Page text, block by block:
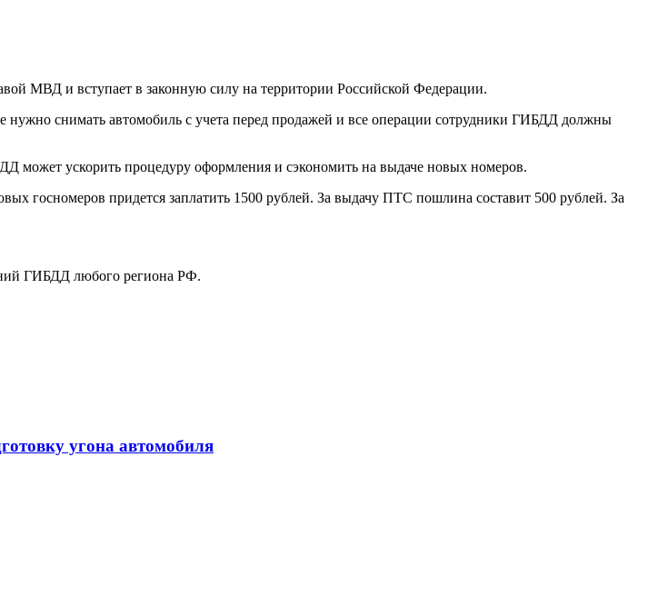
МВД и вступает в законную силу на территории Российской Федерации.
снимать автомобиль с учета перед продажей и все операции сотрудники ГИБДД должны
может ускорить процедуру оформления и сэкономить на выдаче новых номеров.
госномеров придется заплатить 1500 рублей. За выдачу ПТС пошлина составит 500 рублей. За
ГИБДД любого региона РФ.
угона автомобиля